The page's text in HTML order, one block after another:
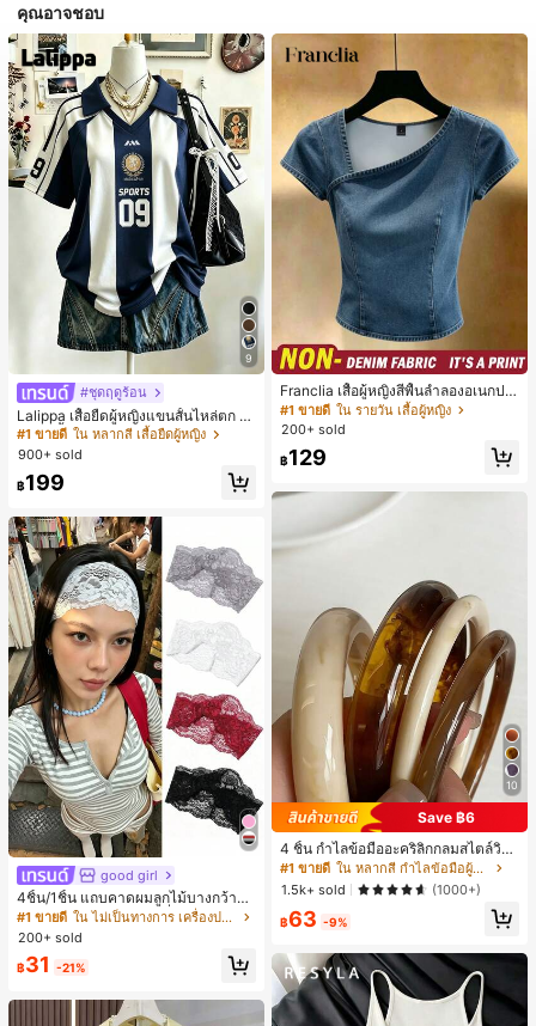
คุณอาจชอบ
9
#ชุดฤดูร้อน
Lalippa เสื้อยืดผู้หญิงแขนสั้นไหล่ตก ค
อวีปกเสื้อ ลายพิมพ์ดิจิทัลลายทาง สไตล์
สปอร์ตแฟชั่นมินิมอล ของขวัญสำหรับเ
พื่อน
#1 ขายดี ใน หลากสี เสื้อยืดผู้หญิง
30+ พูดว่า "คุณภาพเนื้อผ้าดี"
#1 ขายดี ใน หลากสี เสื้อยืดผู้หญิง
30+ พูดว่า "คุณภาพเนื้อผ้าดี"
#1 ขายดี ใน หลากสี เสื้อยืดผู้หญิง
30+ พูดว่า "คุณภาพเนื้อผ้าดี"
#1 ขายดี
900+ sold
฿199
good girl
4ชิ้น/1ชิ้น แถบคาดผมลูกไม้บางกว้างยื
ดหยุ่นสำหรับผู้หญิง, แฟชั่นอเนกประสง
ค์พรีเมียมหรูหราสไตล์มินิมอล ผ้าพันคอ
เล็กๆ ห่วงผม อุปกรณ์เสริมผม, เหมาะสำ
หรับการออกไปข้างนอกประจำวัน, ลำล
อง, งานปาร์ตี้, การเดินทาง, การพักผ่อ
น, การมัดผม, การจัดทรงผม, การแต่งห
น้า, การจับคู่ชุด, อุปกรณ์เสริมประดับผ
#1 ขายดี
เกือบหมดแล้ว!
#1 ขายดี
ใน ไม่เป็นทางการ เครื่องประดับผมผู้หญิง
เกือบหมดแล้ว!
#1 ขายดี
ใน ไม่เป็นทางการ เครื่องประดับผมผู้หญิง
เกือบหมดแล้ว!
#1 ขายดี
ใน ไม่เป็นทางการ เครื่องประดับผมผู้หญิง
200+ sold
฿31 -21%
Franclia เสื้อผู้หญิงสีพื้นลำลองอเนกปร
ะสงค์สำหรับใส่ประจำวัน
#1 ขายดี ใน รายวัน เสื้อผู้หญิง
200+ sold
฿129
10
Save ฿6
4 ชิ้น กำไลข้อมืออะคริลิกกลมสไตล์วินเ
ทจหรูหราสำหรับผู้หญิง, ดีไซน์เรียบง่าย
ทันสมัย, เหมาะสำหรับสวมใส่ในชีวิตปร
ะจำวันและโอกาสต่างๆ, ของขวัญสำหรั
บเธอ
#1 ขายดี
ใน หลากสี กำไลข้อมือผู้หญิง
1.5k+ sold
(1000+)
฿63 -9%